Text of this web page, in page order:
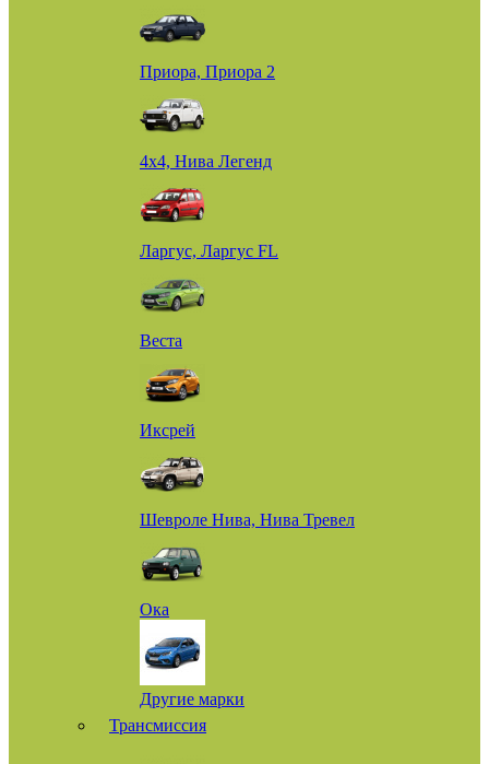
Приора, Приора 2
4х4, Нива Легенд
Ларгус, Ларгус FL
Веста
Иксрей
Шевроле Нива, Нива Тревел
Ока
Другие марки
Трансмиссия